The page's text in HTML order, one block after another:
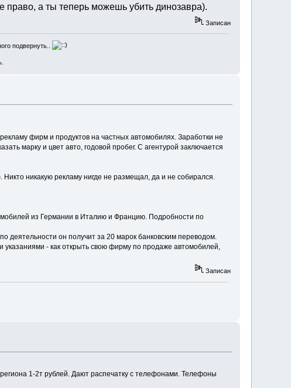
право, а ты теперь можешь убить динозавра).
Записан
подвернуть..
фирм и продуктов на частных автомобилях. Заработки не
марку и цвет авто, годовой пробег. С агентурой заключается
никакую рекламу нигде не размещал, да и не собирался.
из Германии в Италию и Францию. Подробности по
он получит за 20 марок банковским переводом.
указаниями - как открыть свою фирму по продаже автомобилей,
Записан
1-2т рублей. Дают распечатку с телефонами. Телефоны